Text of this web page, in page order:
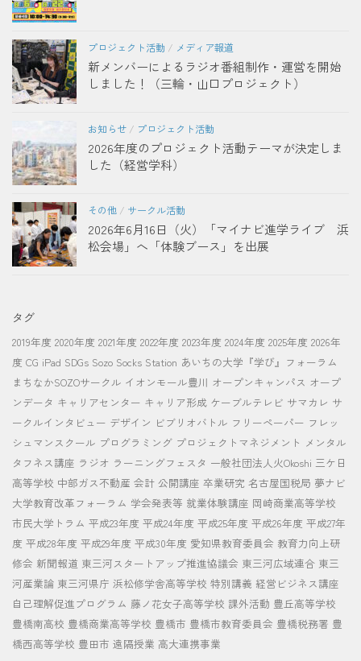
プロジェクト活動 / メディア報道
新メンバーによるラジオ番組制作・運営を開始
しました！（三輪・山口プロジェクト）
お知らせ / プロジェクト活動
2026年度のプロジェクト活動テーマが決定しま
した（経営学科）
その他 / サークル活動
2026年6月16日（火）「マイナビ進学ライブ 浜
松会場」へ「体験ブース」を出展
タグ
2019年度 2020年度 2021年度 2022年度 2023年度 2024年度 2025年度 2026年
度 CG iPad SDGs Sozo Socks Station あいちの大学『学び』フォーラム
まちなかSOZOサークル イオンモール豊川 オープンキャンパス オープ
ンデータ キャリアセンター キャリア形成 ケーブルテレビ サマカレ サ
ークルインタビュー デザイン ビブリオバトル フリーペーパー フレッ
シュマンスクール プログラミング プロジェクトマネジメント メンタル
タフネス講座 ラジオ ラーニングフェスタ 一般社団法人火Okoshi 三ケ日
高等学校 中部ガス不動産 会計 公開講座 卒業研究 名古屋国税局 夢ナビ
大学教育改革フォーラム 学会発表等 就業体験講座 岡崎商業高等学校
市民大学トラム 平成23年度 平成24年度 平成25年度 平成26年度 平成27年
度 平成28年度 平成29年度 平成30年度 愛知県教育委員会 教育力向上研
修会 新聞報道 東三河スタートアップ推進協議会 東三河広域連合 東三
河産業論 東三河県庁 浜松修学舎高等学校 特別講義 経営ビジネス講座
自己理解促進プログラム 藤ノ花女子高等学校 課外活動 豊丘高等学校
豊橋南高校 豊橋商業高等学校 豊橋市 豊橋市教育委員会 豊橋税務署 豊
橋西高等学校 豊田市 遠隔授業 高大連携事業